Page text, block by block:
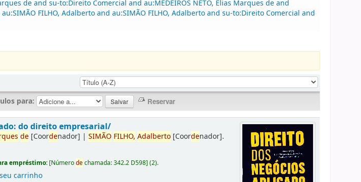
de and su-to:Direito Comercial and au:MEDEIROS NETO, Elias Marques de and
FILHO, Adalberto and au:SIMÃO FILHO, Adalberto and su-to:Direito Comercial and
para:
do direito empresarial/
de [Coordenador] |SIMÃO FILHO, Adalberto [Coordenador].
empréstimo: [Númerodechamada:342.2 D598](2).
carrinho